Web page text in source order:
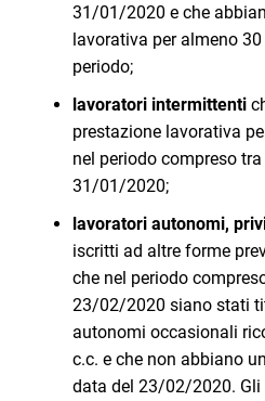
31/01/2020 e che
lavorativa per almeno
periodo;
lavoratori intermittenti
prestazione lavorativa
nel periodo compreso
31/01/2020;
lavoratori autonomi,
iscritti ad altre forme
che nel periodo
23/02/2020 siano stati
autonomi occasionali
c.c. e che non abbiano
data del 23/02/2020. Gli